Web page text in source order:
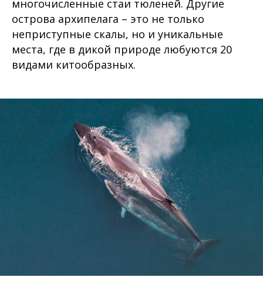
многочисленные стаи тюленей. Другие
острова архипелага – это не только
неприступные скалы, но и уникальные
места, где в дикой природе любуются 20
видами китообразных.